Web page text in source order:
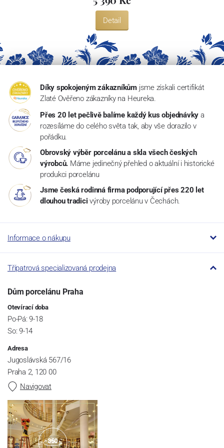
Detail
Díky spokojeným zákazníkům jsme získali certifikát
Zlaté Ověřeno zákazníky na Heureka.
Přes 20 let pečlivě balíme každý kus objednávky a
rozesíláme do celého světa tak, aby vše dorazilo v
pořádku.
Obrovský výběr porcelánu a skla všech českých
výrobců. Máme jedinečný přehled o aktuální i historické
produkci porcelánu
Jsme česká rodinná firma podporující přes 220 let
dlouhou tradici výroby porcelánu v Čechách.
Informace o nákupu
Třípatrová specializovaná prodejna
Dům porcelánu Praha
Otevírací doba
Po-Pá: 9-18
So: 9-14
Adresa
Jugoslávská 567/16
Praha 2, 120 00
Navigovat